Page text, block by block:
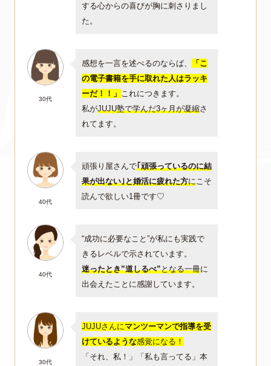
する心からの喜びが胸に刺さりまし
た。
30代
感想を一言を述べるのならば、
「こ
の電子書籍を手に取れた人はラッキ
ーだ！！」
これにつきます。
私がJUJU塾で学んだ3ヶ月が凝縮さ
れてます。
40代
頑張り屋さんで ｢頑張っているのに結
果が出ない｣と婚活に疲れた方に こそ
読んで欲しい1冊です♡
40代
“成功に必要なこと”が私にも実践で
きるレベルで示されています。
迷ったとき”道しるべ”となる一冊に
出会えたことに感謝しています。
30代
JUJUさんに マンツーマンで指導を受
けているような感覚になる！
「それ、私！」「私も言ってる」本